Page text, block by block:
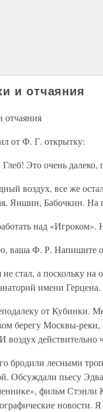
и отчаяния
отчаяния
от Ф. Г. открытку:
Это очень далеко,
воздух, все же
Яншин, Бабочкин. На
над «Игроком».
ваша Ф. Р. Напишите о
не стал, а поскольку на
имени Герцена.
от Кубинки.
берегу Москвы-реки,
воздух действительно
бродили лесными
Обсуждали пьесу
фильм Стэнли
новости.